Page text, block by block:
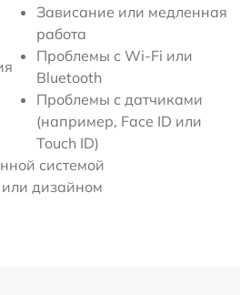
Зависание или медленная
работа
Проблемы с Wi-Fi или
Bluetooth
Проблемы с датчиками
(например, Face ID или
Touch ID)
системой
дизайном